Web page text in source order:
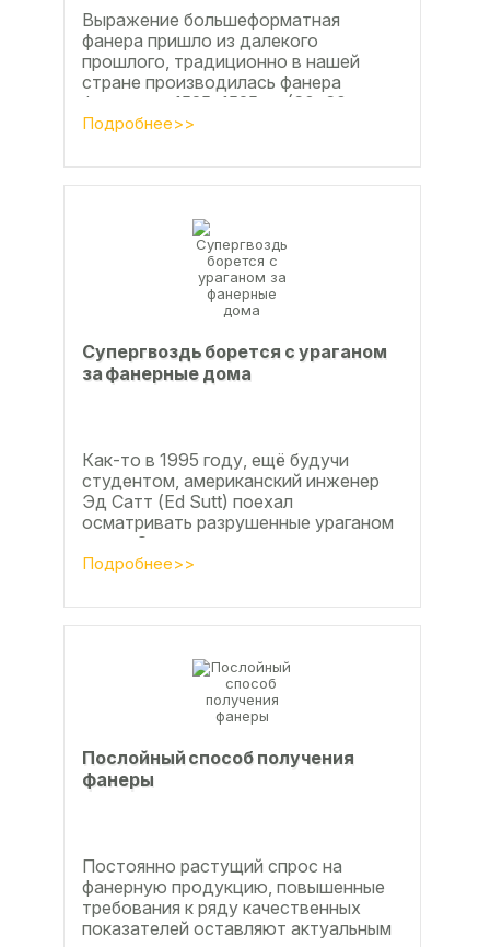
Выражение большеформатная
фанера пришло из далекого
прошлого, традиционно в нашей
стране производилась фанера
форматом 1525х1525мм (60х60
дюймов), форматы отличающиеся в
Подробнее>>
Супергвоздь борется с ураганом
за фанерные дома
Как-то в 1995 году, ещё будучи
студентом, американский инженер
Эд Сатт (Ed Sutt) поехал
осматривать разрушенные ураганом
дома. Он удивился, что ударов
стихии в большинстве случаев не...
Подробнее>>
Послойный способ получения
фанеры
Постоянно растущий спрос на
фанерную продукцию, повышенные
требования к ряду качественных
показателей оставляют актуальным